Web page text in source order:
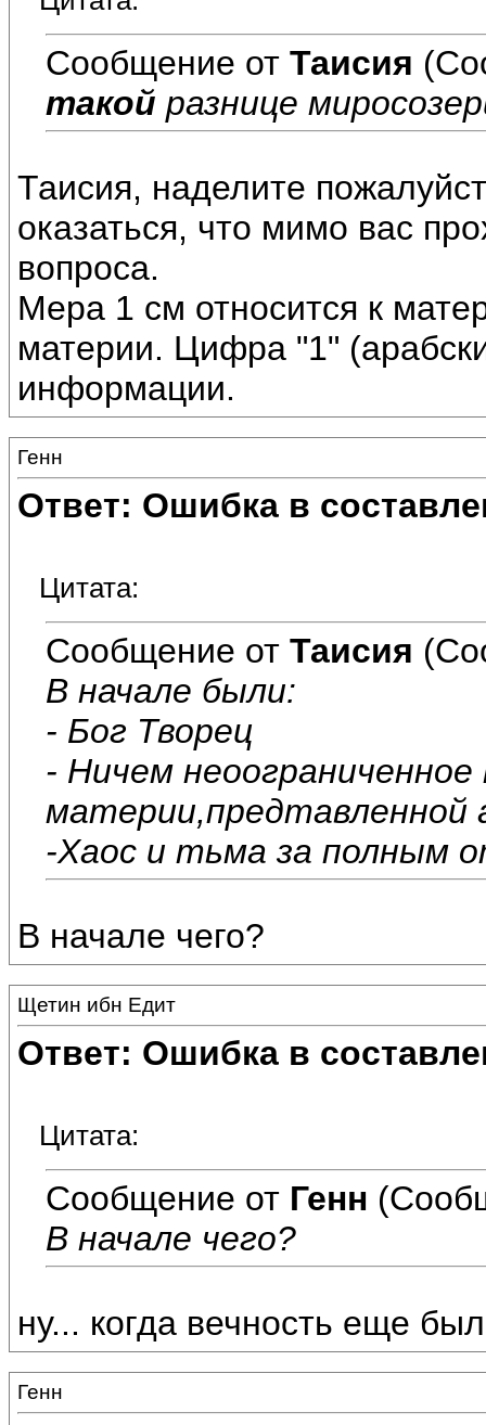
Сообщение от Таисия
такой разнице
Таисия, наделите
оказаться, что мимо вас
вопроса.
Мера 1 см относится к
материи. Цифра "1"
информации.
Генн
Ответ: Ошибка в
Цитата:
Сообщение от Таисия
В начале были:
- Бог Творец
- Ничем
-Хаос и тьма за полным
В начале чего?
Щетин ибн Едит
Ответ: Ошибка в
Цитата:
Сообщение от Генн
В начале чего?
ну... когда вечность еще
Генн